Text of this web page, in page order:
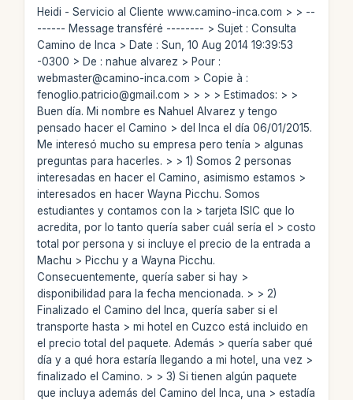
Heidi - Servicio al Cliente www.camino-inca.com > > --
------ Message transféré -------- > Sujet : Consulta
Camino de Inca > Date : Sun, 10 Aug 2014 19:39:53
-0300 > De : nahue alvarez > Pour :
webmaster@camino-inca.com > Copie à :
fenoglio.patricio@gmail.com > > > > Estimados: > >
Buen día. Mi nombre es Nahuel Alvarez y tengo
pensado hacer el Camino > del Inca el día 06/01/2015.
Me interesó mucho su empresa pero tenía > algunas
preguntas para hacerles. > > 1) Somos 2 personas
interesadas en hacer el Camino, asimismo estamos >
interesados en hacer Wayna Picchu. Somos
estudiantes y contamos con la > tarjeta ISIC que lo
acredita, por lo tanto quería saber cuál sería el > costo
total por persona y si incluye el precio de la entrada a
Machu > Picchu y a Wayna Picchu.
Consecuentemente, quería saber si hay >
disponibilidad para la fecha mencionada. > > 2)
Finalizado el Camino del Inca, quería saber si el
transporte hasta > mi hotel en Cuzco está incluido en
el precio total del paquete. Además > quería saber qué
día y a qué hora estaría llegando a mi hotel, una vez >
finalizado el Camino. > > 3) Si tienen algún paquete
que incluya además del Camino del Inca, una > estadía